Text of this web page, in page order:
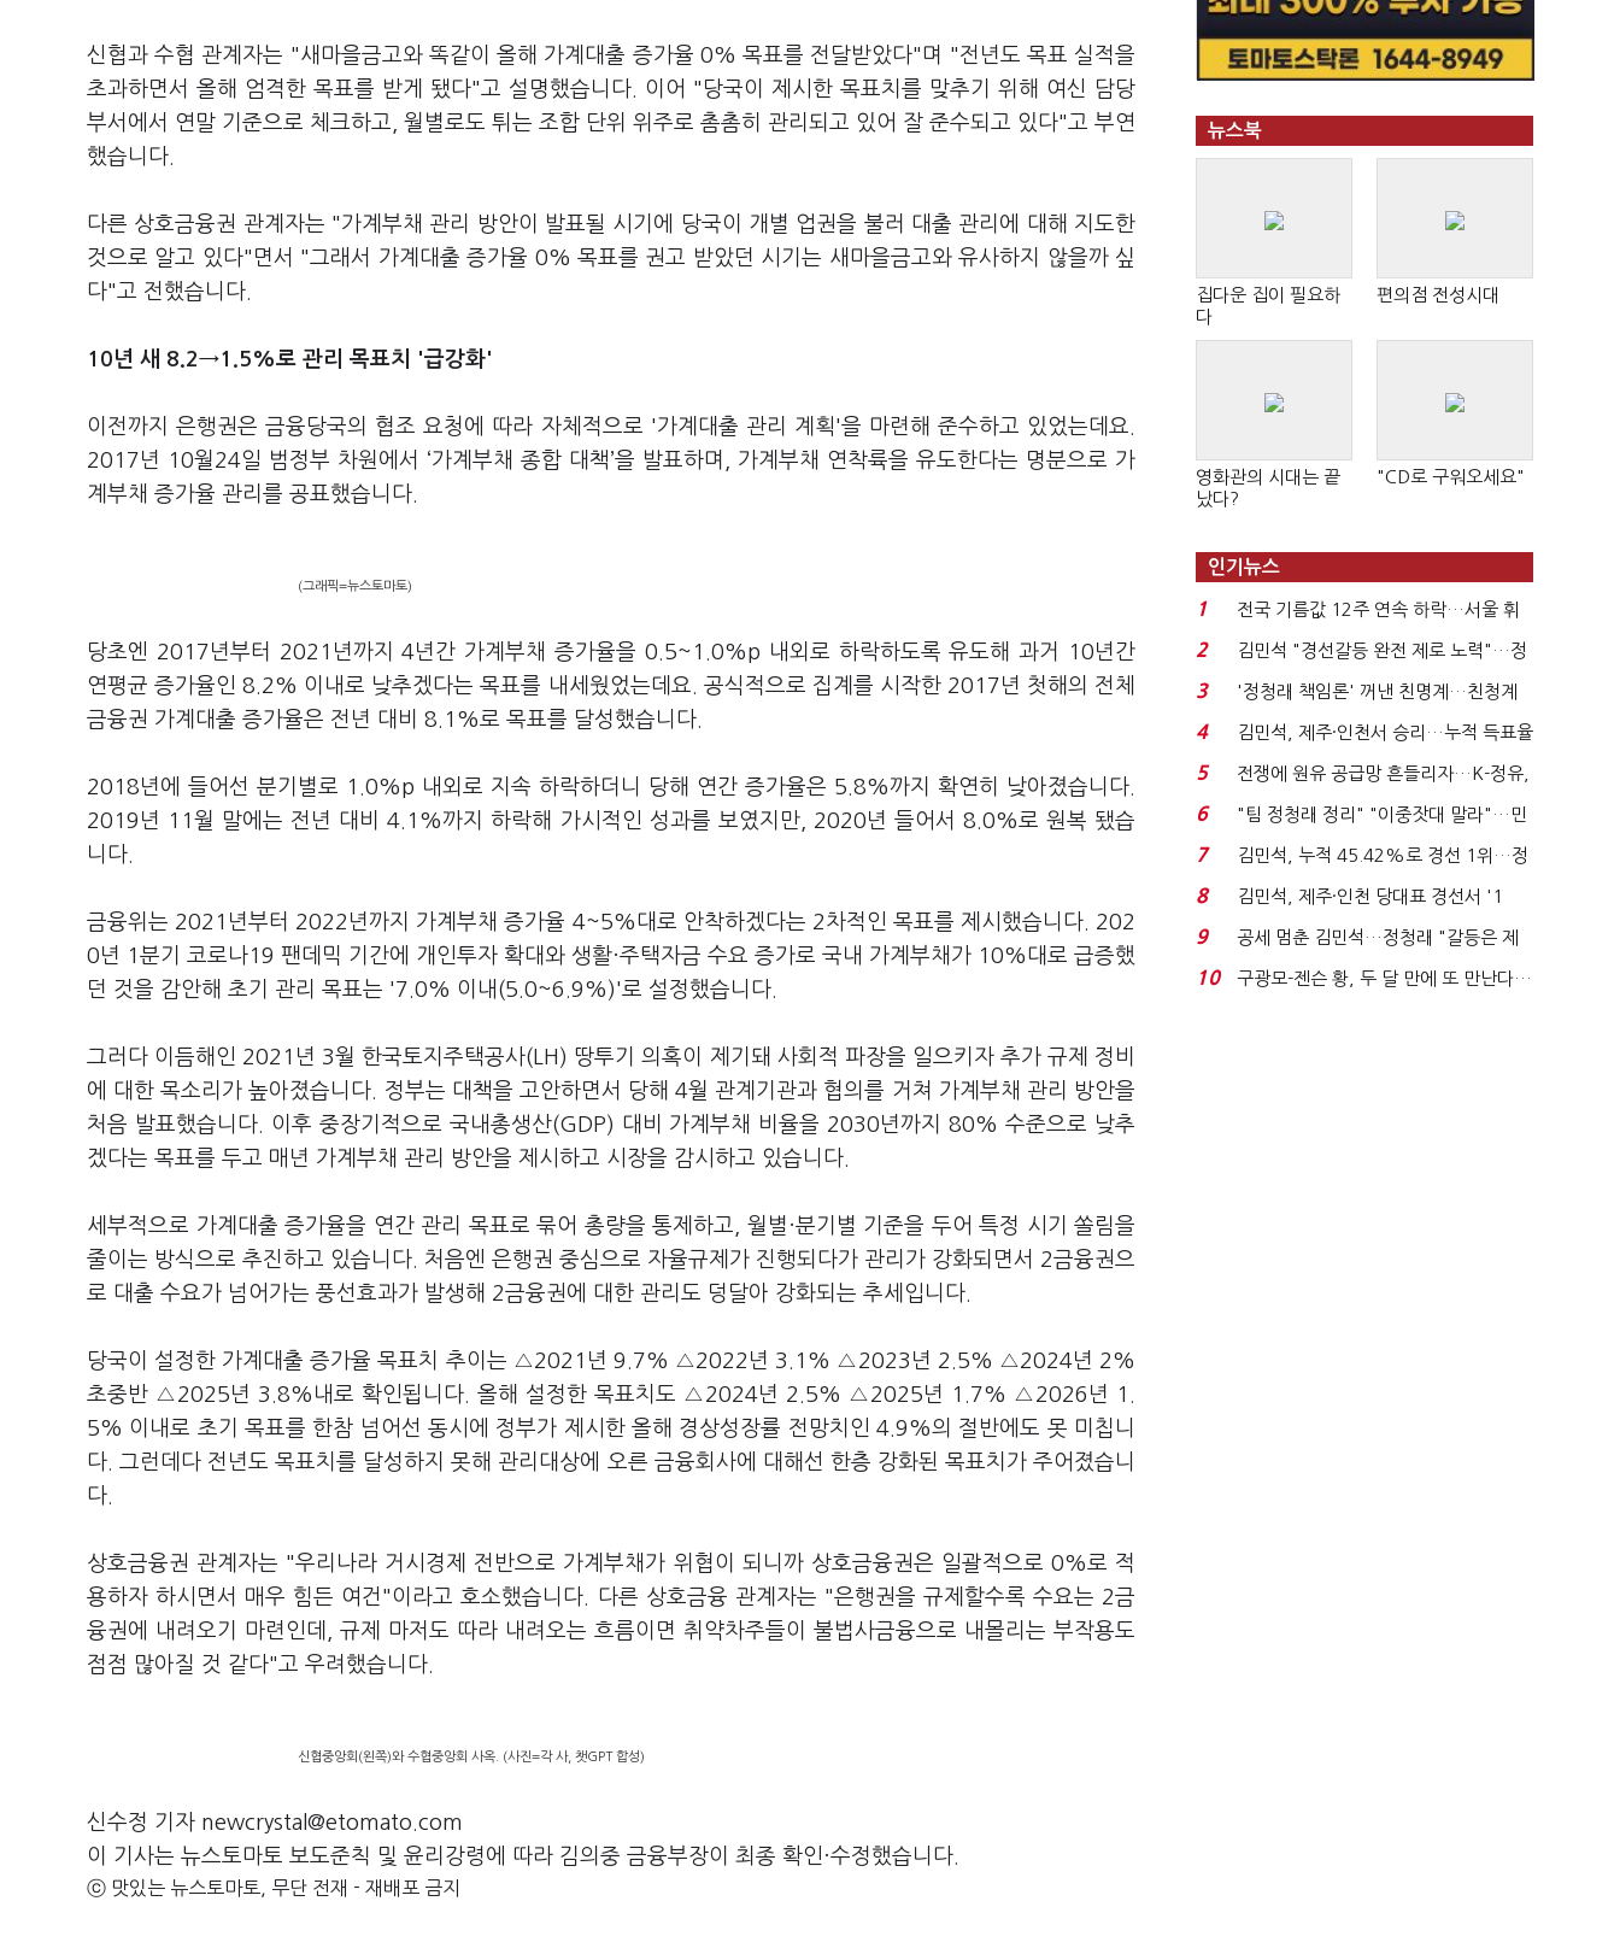
신협과 수협 관계자는 "새마을금고와 똑같이 올해 가계대출 증가율 0% 목표를 전달받았다"며 "전년도 목표 실적을
초과하면서 올해 엄격한 목표를 받게 됐다"고 설명했습니다. 이어 "당국이 제시한 목표치를 맞추기 위해 여신 담당
부서에서 연말 기준으로 체크하고, 월별로도 튀는 조합 단위 위주로 촘촘히 관리되고 있어 잘 준수되고 있다"고 부연
했습니다.
다른 상호금융권 관계자는 "가계부채 관리 방안이 발표될 시기에 당국이 개별 업권을 불러 대출 관리에 대해 지도한
것으로 알고 있다"면서 "그래서 가계대출 증가율 0% 목표를 권고 받았던 시기는 새마을금고와 유사하지 않을까 싶
다"고 전했습니다.
10년 새 8.2→1.5%로 관리 목표치 '급강화'
이전까지 은행권은 금융당국의 협조 요청에 따라 자체적으로 '가계대출 관리 계획'을 마련해 준수하고 있었는데요.
2017년 10월24일 범정부 차원에서 ‘가계부채 종합 대책’을 발표하며, 가계부채 연착륙을 유도한다는 명분으로 가
계부채 증가율 관리를 공표했습니다.
(그래픽=뉴스토마토)
당초엔 2017년부터 2021년까지 4년간 가계부채 증가율을 0.5~1.0%p 내외로 하락하도록 유도해 과거 10년간
연평균 증가율인 8.2% 이내로 낮추겠다는 목표를 내세웠었는데요. 공식적으로 집계를 시작한 2017년 첫해의 전체
금융권 가계대출 증가율은 전년 대비 8.1%로 목표를 달성했습니다.
2018년에 들어선 분기별로 1.0%p 내외로 지속 하락하더니 당해 연간 증가율은 5.8%까지 확연히 낮아졌습니다.
2019년 11월 말에는 전년 대비 4.1%까지 하락해 가시적인 성과를 보였지만, 2020년 들어서 8.0%로 원복 됐습
니다.
금융위는 2021년부터 2022년까지 가계부채 증가율 4~5%대로 안착하겠다는 2차적인 목표를 제시했습니다. 202
0년 1분기 코로나19 팬데믹 기간에 개인투자 확대와 생활·주택자금 수요 증가로 국내 가계부채가 10%대로 급증했
던 것을 감안해 초기 관리 목표는 '7.0% 이내(5.0~6.9%)'로 설정했습니다.
그러다 이듬해인 2021년 3월 한국토지주택공사(LH) 땅투기 의혹이 제기돼 사회적 파장을 일으키자 추가 규제 정비
에 대한 목소리가 높아졌습니다. 정부는 대책을 고안하면서 당해 4월 관계기관과 협의를 거쳐 가계부채 관리 방안을
처음 발표했습니다. 이후 중장기적으로 국내총생산(GDP) 대비 가계부채 비율을 2030년까지 80% 수준으로 낮추
겠다는 목표를 두고 매년 가계부채 관리 방안을 제시하고 시장을 감시하고 있습니다.
세부적으로 가계대출 증가율을 연간 관리 목표로 묶어 총량을 통제하고, 월별·분기별 기준을 두어 특정 시기 쏠림을
줄이는 방식으로 추진하고 있습니다. 처음엔 은행권 중심으로 자율규제가 진행되다가 관리가 강화되면서 2금융권으
로 대출 수요가 넘어가는 풍선효과가 발생해 2금융권에 대한 관리도 덩달아 강화되는 추세입니다.
당국이 설정한 가계대출 증가율 목표치 추이는 △2021년 9.7% △2022년 3.1% △2023년 2.5% △2024년 2%
초중반 △2025년 3.8%내로 확인됩니다. 올해 설정한 목표치도 △2024년 2.5% △2025년 1.7% △2026년 1.
5% 이내로 초기 목표를 한참 넘어선 동시에 정부가 제시한 올해 경상성장률 전망치인 4.9%의 절반에도 못 미칩니
다. 그런데다 전년도 목표치를 달성하지 못해 관리대상에 오른 금융회사에 대해선 한층 강화된 목표치가 주어졌습니
다.
상호금융권 관계자는 "우리나라 거시경제 전반으로 가계부채가 위협이 되니까 상호금융권은 일괄적으로 0%로 적
용하자 하시면서 매우 힘든 여건"이라고 호소했습니다. 다른 상호금융 관계자는 "은행권을 규제할수록 수요는 2금
융권에 내려오기 마련인데, 규제 마저도 따라 내려오는 흐름이면 취약차주들이 불법사금융으로 내몰리는 부작용도
점점 많아질 것 같다"고 우려했습니다.
신협중앙회(왼쪽)와 수협중앙회 사옥. (사진=각 사, 챗GPT 합성)
신수정 기자 newcrystal@etomato.com
이 기사는 뉴스토마토 보도준칙 및 윤리강령에 따라 김의중 금융부장이 최종 확인·수정했습니다.
ⓒ 맛있는 뉴스토마토, 무단 전재 - 재배포 금지
뉴스북
집다운 집이 필요하
다
편의점 전성시대
영화관의 시대는 끝
났다?
"CD로 구워오세요"
인기뉴스
1
전국 기름값 12주 연속 하락…서울 휘
발윳값 1909원...
2
김민석 "경선갈등 완전 제로 노력"…정
청래 "반명 공세 사...
3
'정청래 책임론' 꺼낸 친명계…친청계
는 추가투표 때리기...
4
김민석, 제주·인천서 승리…누적 득표율
'1위 탈환'(종합)...
5
전쟁에 원유 공급망 흔들리자…K-정유,
에너지안보 핵심...
6
"팀 정청래 정리" "이중잣대 말라"…민
주 최고위원 계파 다...
7
김민석, 누적 45.42%로 경선 1위…정
청래와 격차 0.86%p(...
8
김민석, 제주·인천 당대표 경선서 '1
위'(1보)...
9
공세 멈춘 김민석…정청래 "갈등은 제
가 수습"
10
구광모-젠슨 황, 두 달 만에 또 만난다…